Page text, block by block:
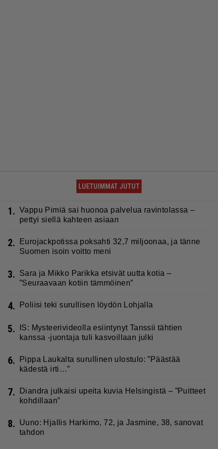
LUETUIMMAT JUTUT
1. Vappu Pimiä sai huonoa palvelua ravintolassa –
pettyi siellä kahteen asiaan
2.
Eurojackpotissa poksahti 32,7 miljoonaa, ja tänne
Suomen isoin voitto meni
3.
Sara ja Mikko Parikka etsivät uutta kotia –
”Seuraavaan kotiin tämmöinen”
4. Poliisi teki surullisen löydön Lohjalla
5.
IS: Mysteerivideolla esiintynyt Tanssii tähtien
kanssa -juontaja tuli kasvoillaan julki
6.
Pippa Laukalta surullinen ulostulo: ”Päästää
kädestä irti…”
7.
Diandra julkaisi upeita kuvia Helsingistä – ”Puitteet
kohdillaan”
8.
Uuno: Hjallis Harkimo, 72, ja Jasmine, 38, sanovat
tahdon